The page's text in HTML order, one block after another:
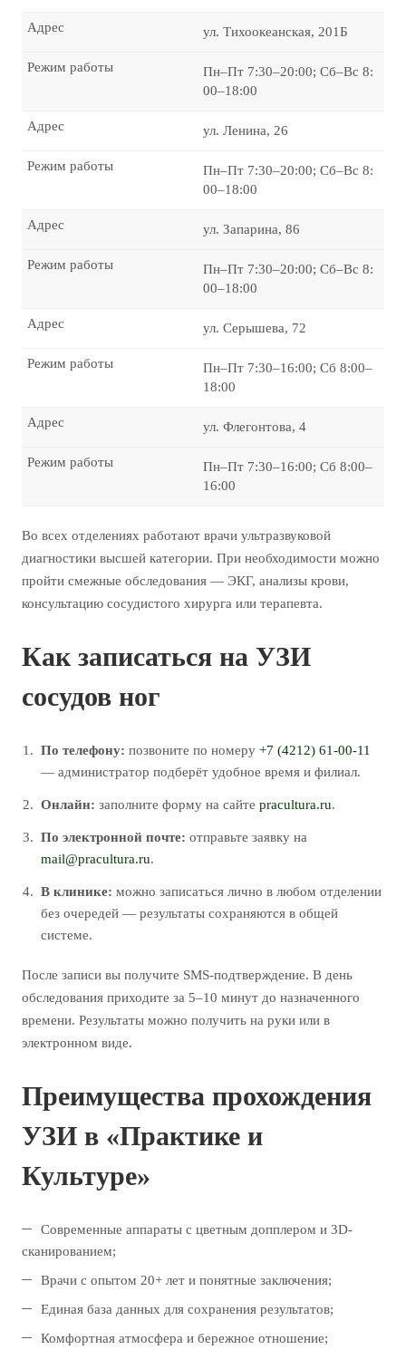
ул. Тихоокеанская, 201Б
Адрес
Пн–Пт 7:30–20:00; Сб–Вс 8:
00–18:00
Режим работы
ул. Ленина, 26
Адрес
Пн–Пт 7:30–20:00; Сб–Вс 8:
00–18:00
Режим работы
ул. Запарина, 86
Адрес
Пн–Пт 7:30–20:00; Сб–Вс 8:
00–18:00
Режим работы
ул. Серышева, 72
Адрес
Пн–Пт 7:30–16:00; Сб 8:00–
18:00
Режим работы
ул. Флегонтова, 4
Адрес
Пн–Пт 7:30–16:00; Сб 8:00–
16:00
Режим работы
Во всех отделениях работают врачи ультразвуковой
диагностики высшей категории. При необходимости можно
пройти смежные обследования — ЭКГ, анализы крови,
консультацию сосудистого хирурга или терапевта.
Как записаться на УЗИ
сосудов ног
По телефону: позвоните по номеру +7 (4212) 61-00-11
— администратор подберёт удобное время и филиал.
Онлайн: заполните форму на сайте pracultura.ru.
По электронной почте: отправьте заявку на
mail@pracultura.ru.
В клинике: можно записаться лично в любом отделении
без очередей — результаты сохраняются в общей
системе.
После записи вы получите SMS-подтверждение. В день
обследования приходите за 5–10 минут до назначенного
времени. Результаты можно получить на руки или в
электронном виде.
Преимущества прохождения
УЗИ в «Практике и
Культуре»
Современные аппараты с цветным допплером и 3D-
сканированием;
Врачи с опытом 20+ лет и понятные заключения;
Единая база данных для сохранения результатов;
Комфортная атмосфера и бережное отношение;